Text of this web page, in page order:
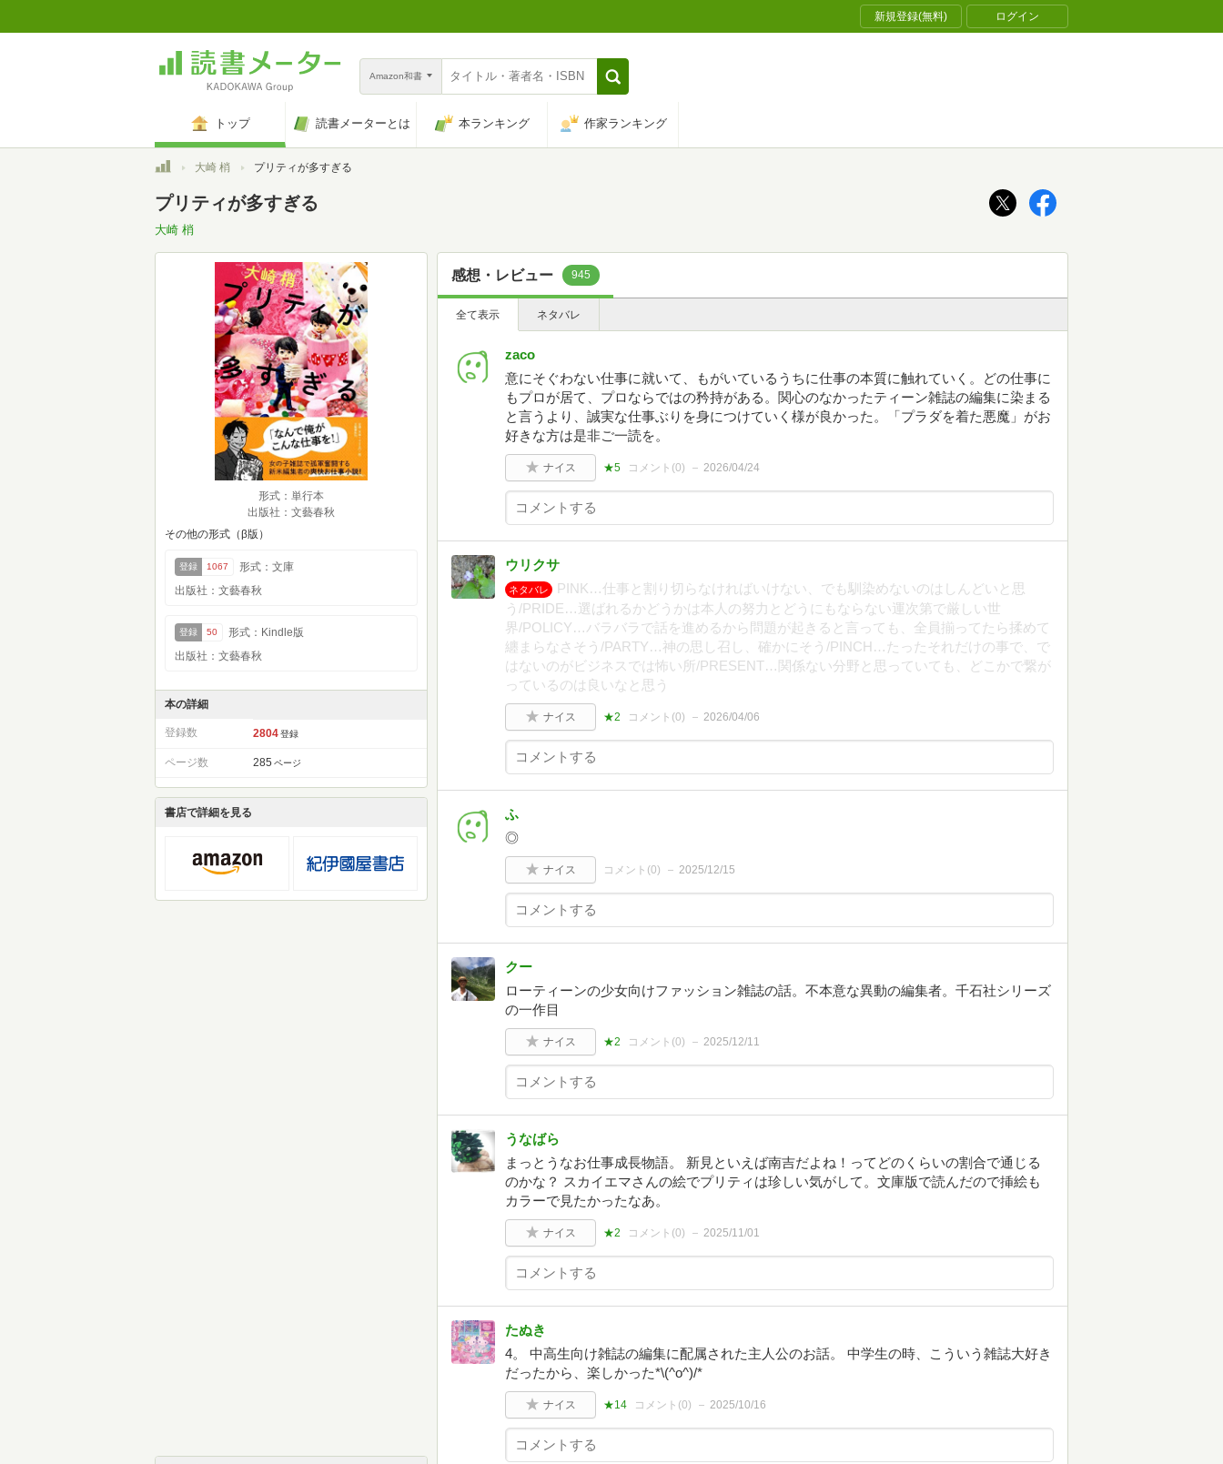
新規登録(無料) ログイン
Amazon和書
トップ 読書メーターとは 本ランキング 作家ランキング
トップ大崎 梢 プリティが多すぎる
プリティが多すぎる
大崎 梢
形式：単行本
出版社：文藝春秋
その他の形式（β版）
登録 1067
形式：文庫
出版社：文藝春秋
登録 50
形式：Kindle版
出版社：文藝春秋
本の詳細
登録数 2804 登録
ページ数 285 ページ
書店で詳細を見る
感想・レビュー 945
全て表示 ネタバレ
zaco
意にそぐわない仕事に就いて、もがいているうちに仕事の本質に触れていく。どの仕事に
もプロが居て、プロならではの矜持がある。関心のなかったティーン雑誌の編集に染まる
と言うより、誠実な仕事ぶりを身につけていく様が良かった。「プラダを着た悪魔」がお
好きな方は是非ご一読を。
ナイス ★5 コメント(0) 2026/04/24
ウリクサ
ネタバレ
PINK…仕事と割り切らなければいけない、でも馴染めないのはしんどいと思
う/PRIDE…選ばれるかどうかは本人の努力とどうにもならない運次第で厳しい世
界/POLICY…バラバラで話を進めるから問題が起きると言っても、全員揃ってたら揉めて
纏まらなさそう/PARTY…神の思し召し、確かにそう/PINCH…たったそれだけの事で、で
はないのがビジネスでは怖い所/PRESENT…関係ない分野と思っていても、どこかで繋が
っているのは良いなと思う
ナイス ★2 コメント(0) 2026/04/06
ふ
◎
ナイス コメント(0) 2025/12/15
クー
ローティーンの少女向けファッション雑誌の話。不本意な異動の編集者。千石社シリーズ
の一作目
ナイス ★2 コメント(0) 2025/12/11
うなばら
まっとうなお仕事成長物語。 新見といえば南吉だよね！ってどのくらいの割合で通じる
のかな？ スカイエマさんの絵でプリティは珍しい気がして。文庫版で読んだので挿絵も
カラーで見たかったなあ。
ナイス ★2 コメント(0) 2025/11/01
たぬき
4。 中高生向け雑誌の編集に配属された主人公のお話。 中学生の時、こういう雑誌大好き
だったから、楽しかった*\(^o^)/*
ナイス ★14 コメント(0) 2025/10/16